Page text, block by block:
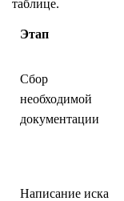
таблице.
Этап
Сбор
необходимой
документации
Написание иска